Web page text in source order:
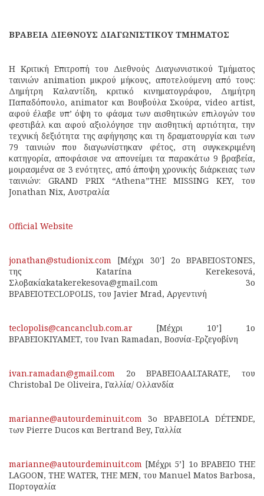
ΒΡΑΒΕΙΑ ΔΙΕΘΝΟΥΣ ΔΙΑΓΩΝΙΣΤΙΚΟΥ ΤΜΗΜΑΤΟΣ
Η Κριτική Επιτροπή του Διεθνούς Διαγωνιστικού Τμήματος
ταινιών animation μικρού μήκους, αποτελούμενη από τους:
Δημήτρη Καλαντίδη, κριτικό κινηματογράφου, Δημήτρη
Παπαδόπουλο, animator και Βουβούλα Σκούρα, video artist,
αφού έλαβε υπ’ όψη το φάσμα των αισθητικών επιλογών του
φεστιβάλ και αφού αξιολόγησε την αισθητική αρτιότητα, την
τεχνική δεξιότητα της αφήγησης και τη δραματουργία και των
79 ταινιών που διαγωνίστηκαν φέτος, στη συγκεκριμένη
κατηγορία, αποφάσισε να απονείμει τα παρακάτω 9 βραβεία,
μοιρασμένα σε 3 ενότητες, από άποψη χρονικής διάρκειας των
ταινιών: GRAND PRIX “Athena”THE MISSING KEY, του
Jonathan Nix, Αυστραλία
Official Website
jonathan@studionix.com [Μέχρι 30'] 2ο ΒΡΑΒΕΙΟSTONES,
της Katarína Kerekesová,
Σλοβακίαkatakerekesova@gmail.com 3ο
ΒΡΑΒΕΙΟTECLOPOLIS, του Javier Mrad, Αργεντινή
teclopolis@cancanclub.com.ar [Μέχρι 10’] 1ο
ΒΡΑΒΕΙΟKIYAMET, του Ivan Ramadan, Βοσνία-Ερζεγοβίνη
ivan.ramadan@gmail.com 2ο ΒΡΑΒΕΙΟAALTARATE, του
Christobal De Oliveira, Γαλλία/ Ολλανδία
marianne@autourdeminuit.com 3ο ΒΡΑΒΕΙΟLA DÉTENDE,
των Pierre Ducos και Bertrand Bey, Γαλλία
marianne@autourdeminuit.com [Μέχρι 5’] 1ο ΒΡΑΒΕΙΟ THE
LAGOON, THE WATER, THE MEΝ, του Manuel Matos Barbosa,
Πορτογαλία